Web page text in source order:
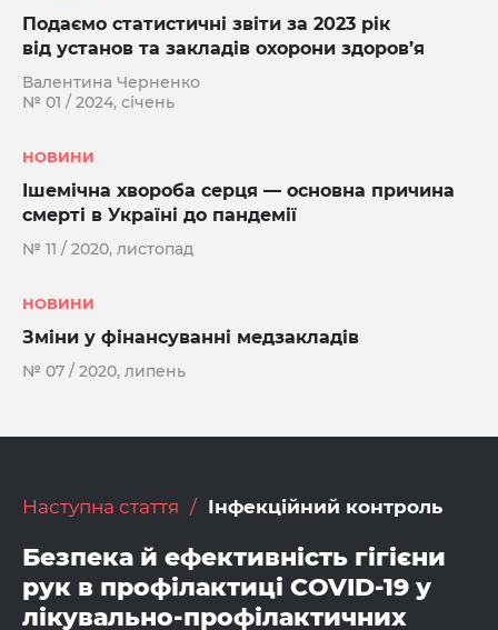
Подаємо статистичні звіти за 2023 рік
від установ та закладів охорони здоров’я
Валентина Черненко
№ 01 / 2024, січень
НОВИНИ
Ішемічна хвороба серця — основна причина
смерті в Україні до пандемії
№ 11 / 2020, листопад
НОВИНИ
Зміни у фінансуванні медзакладів
№ 07 / 2020, липень
Наступна стаття Інфекційний контроль
Безпека й ефективність гігієни
рук в профілактиці COVID-19 у
лікувально-профілактичних